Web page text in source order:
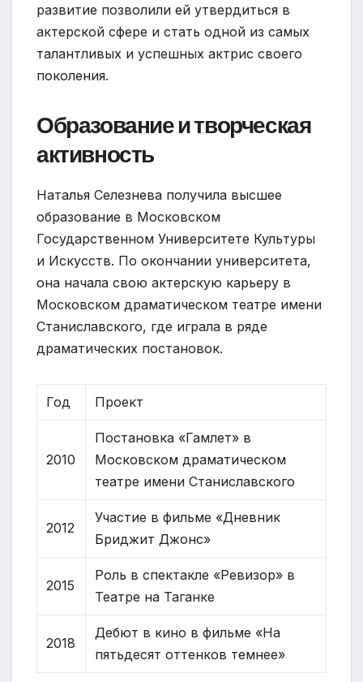
развитие позволили ей утвердиться в
актерской сфере и стать одной из самых
талантливых и успешных актрис своего
поколения.
Образование и творческая
активность
Наталья Селезнева получила высшее
образование в Московском
Государственном Университете Культуры
и Искусств. По окончании университета,
она начала свою актерскую карьеру в
Московском драматическом театре имени
Станиславского, где играла в ряде
драматических постановок.
Год Проект
2010
Постановка «Гамлет» в
Московском драматическом
театре имени Станиславского
2012
Участие в фильме «Дневник
Бриджит Джонс»
2015
Роль в спектакле «Ревизор» в
Театре на Таганке
2018
Дебют в кино в фильме «На
пятьдесят оттенков темнее»